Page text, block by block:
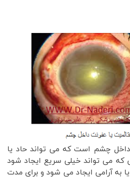
داخل چشم است که می تواند حاد یا
که می تواند خیلی سریع ایجاد شود
آرامی ایجاد می شود و برای مدت